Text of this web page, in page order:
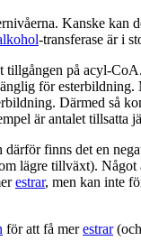
Kanske kan
-transferase är i
på acyl-
för
Därmed så
är antalet
därför finns det en
lägre tillväxt).
estrar, men kan inte
för att få merestrar